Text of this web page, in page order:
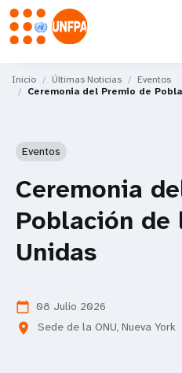
contenido
M
Inicio Últimas Noticias
Eventos
Ceremonia del Premio de
Eventos
Ceremonia
Población de
Unidas
calendar_today 08 Julio 2026
location_on Sede de la ONU, Nueva York